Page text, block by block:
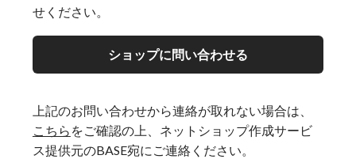
せください。
ショップに問い合わせる
上記のお問い合わせから連絡が取れない場合は、
こちら をご確認の上、ネットショップ作成サービ
ス提供元のBASE宛にご連絡ください。